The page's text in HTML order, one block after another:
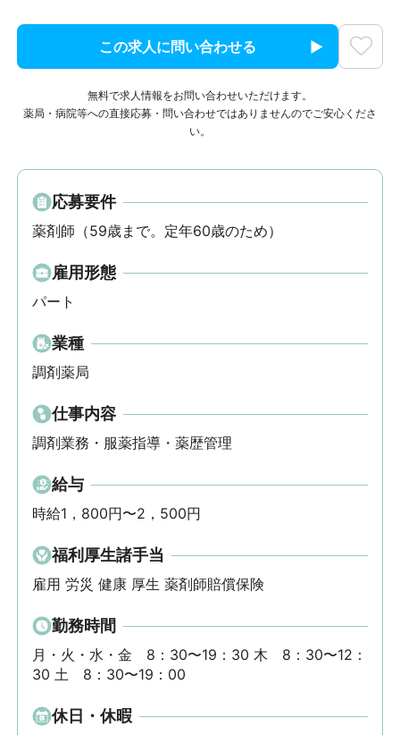
この求人に問い合わせる
無料で求人情報をお問い合わせいただけます。
薬局・病院等への直接応募・問い合わせではありませんのでご安心くださ
い。
応募要件
薬剤師（59歳まで。定年60歳のため）
雇用形態
パート
業種
調剤薬局
仕事内容
調剤業務・服薬指導・薬歴管理
給与
時給1，800円〜2，500円
福利厚生諸手当
雇用 労災 健康 厚生 薬剤師賠償保険
勤務時間
月・火・水・金　8：30〜19：30 木　8：30〜12：
30 土　8：30〜19：00
休日・休暇